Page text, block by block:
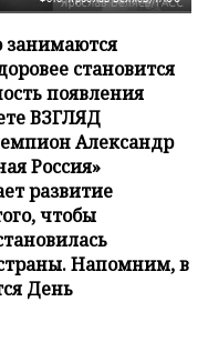
становится
появления
ВЗГЛЯД
Александр
Россия»
развитие
чтобы
Напомним, в
День